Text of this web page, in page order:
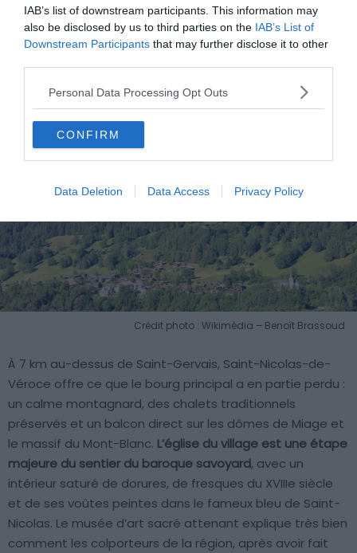
IAB’s list of downstream participants. This information may
also be disclosed by us to third parties on the IAB’s List of
Downstream Participants that may further disclose it to other
Personal Data Processing Opt Outs
CONFIRM
Data Deletion Data Access Privacy Policy
6. Saint-Nicolas-de-Véroce
Crédit photo : Wikimédia – Benoît Brassoud
À 7 km au-dessus de Saint-Gervais, Saint-Nicolas-de-
Véroce offre ce que le bourg principal a en partie perdu :
un calme montagnard, des chalets traditionnels
préservés et un balcon direct sur les dômes de Miage et
le massif du Mont-Blanc. L’église du village est une étape
majeure du sentier du baroque savoyard, avec un
intérieur saturé de dorures, de fresques du XVIIIe siècle
et de ses voûtes peintes dans le fameux bleu de Saint-
Nicolas. Le musée d’art sacré attenant explique très bien
comment les colporteurs de la région, après avoir fait